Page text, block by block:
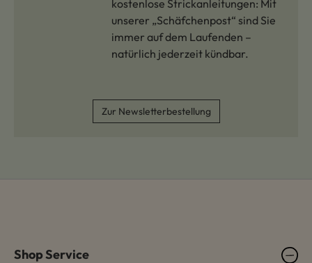
kostenlose Strickanleitungen: Mit
unserer „Schäfchenpost“ sind Sie
immer auf dem Laufenden –
natürlich jederzeit kündbar.
Zur Newsletterbestellung
Shop Service